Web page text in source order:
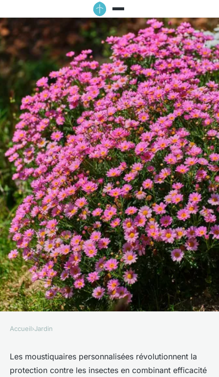
Moustiquaires personnalisées
Accueil›Jardin
Les moustiquaires personnalisées révolutionnent la
protection contre les insectes en combinant efficacité